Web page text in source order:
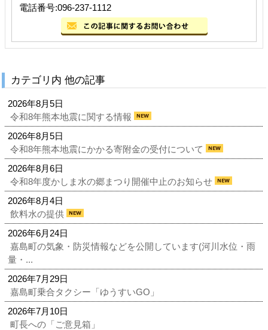
電話番号:096-237-1112
カテゴリ内 他の記事
2026年8月5日
令和8年熊本地震に関する情報
2026年8月5日
令和8年熊本地震にかかる寄附金の受付について
2026年8月6日
令和8年度かしま水の郷まつり開催中止のお知らせ
2026年8月4日
飲料水の提供
2026年6月24日
嘉島町の気象・防災情報などを公開しています(河川水位・雨
量・...
2026年7月29日
嘉島町乗合タクシー「ゆうすいGO」
2026年7月10日
町長への「ご意見箱」